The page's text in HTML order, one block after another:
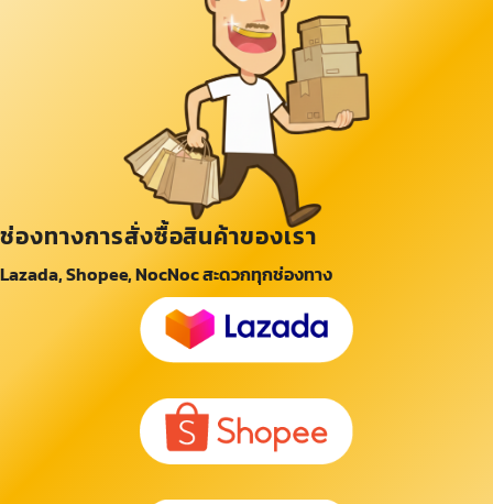
ช่องทางการสั่งซื้อสินค้าของเรา
Lazada, Shopee, NocNoc สะดวกทุกช่องทาง